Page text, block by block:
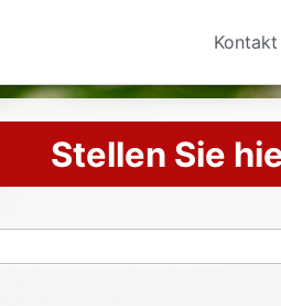
Kontakt
Stellen Sie